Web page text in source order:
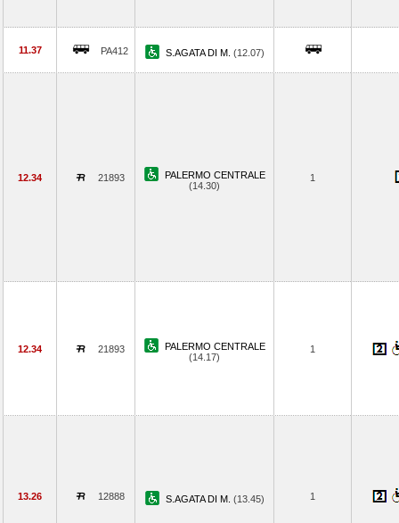
11.37 PA412 S.AGATA DI M. (12.07)
12.34 21893
PALERMO CENTRALE
(14.30)
1
12.34 21893
PALERMO CENTRALE
(14.17)
1
13.26 12888 S.AGATA DI M. (13.45) 1